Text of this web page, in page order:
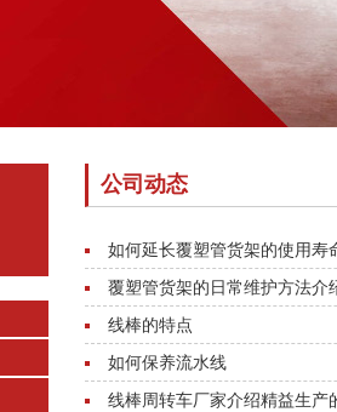
公司动态
如何延长覆塑管货架的使用寿
覆塑管货架的日常维护方法介
线棒的特点
如何保养流水线
线棒周转车厂家介绍精益生产